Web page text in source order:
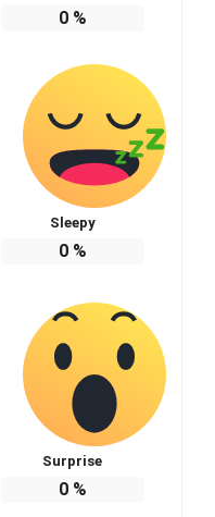
0%
Sleepy
0%
Surprise
0%